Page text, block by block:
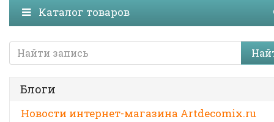
Каталог товаров
Блоги
Новости интернет-магазина Artdecomix.ru